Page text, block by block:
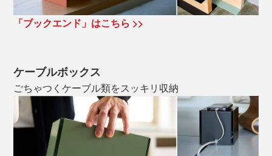
「ブックエンド」はこちら >>
ケーブルボックス
ごちゃつくケーブル類をスッキリ収納